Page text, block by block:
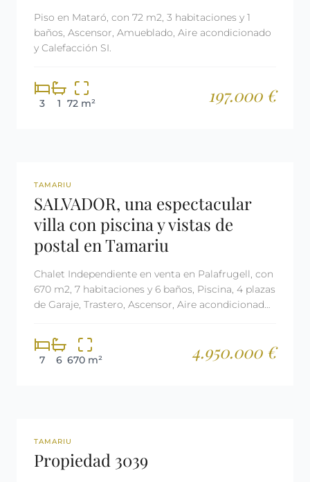
Piso en Mataró, con 72 m2, 3 habitaciones y 1
baños, Ascensor, Amueblado, Aire acondicionado
y Calefacción SI.
3 1 72 m² 197.000 €
REF: 3030
TAMARIU
SALVADOR, una espectacular
villa con piscina y vistas de
postal en Tamariu
Chalet Independiente en venta en Palafrugell, con
670 m2, 7 habitaciones y 6 baños, Piscina, 4 plazas
de Garaje, Trastero, Ascensor, Aire acondicionado
7 6 670 m² 4.950.000 €
REF: 3039
TAMARIU
Propiedad 3039